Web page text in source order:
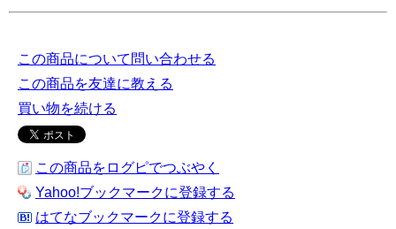
この商品について問い合わせる
この商品を友達に教える
買い物を続ける
この商品をログピでつぶやく
Yahoo!ブックマークに登録する
はてなブックマークに登録する